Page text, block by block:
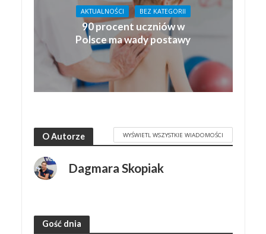
AKTUALNOŚCI BEZ KATEGORII
90 procent uczniów w
Polsce ma wady postawy
O Autorze WYŚWIETL WSZYSTKIE WIADOMOŚCI
Dagmara Skopiak
Gość dnia